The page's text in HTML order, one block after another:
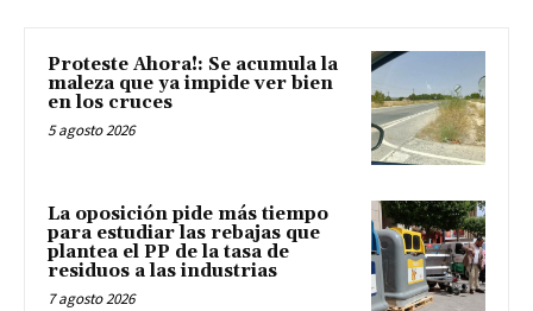
Proteste Ahora!: Se acumula la
maleza que ya impide ver bien
en los cruces
5 agosto 2026
La oposición pide más tiempo
para estudiar las rebajas que
plantea el PP de la tasa de
residuos a las industrias
7 agosto 2026